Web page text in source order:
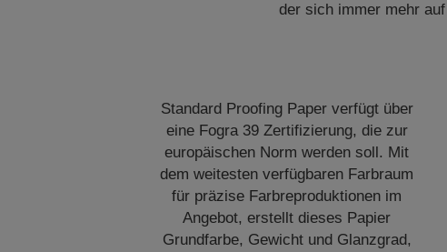
der sich immer mehr
Standard Proofing Paper verfügt über
eine Fogra 39 Zertifizierung, die zur
europäischen Norm werden soll. Mit
dem weitesten verfügbaren Farbraum
für präzise Farbreproduktionen im
Angebot, erstellt dieses Papier
Grundfarbe, Gewicht und Glanzgrad,